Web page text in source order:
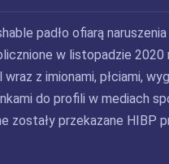
padło ofiarą
w listopadzie 2020
z imionami, płciami,
do profili w mediach
zostały przekazane HIBP